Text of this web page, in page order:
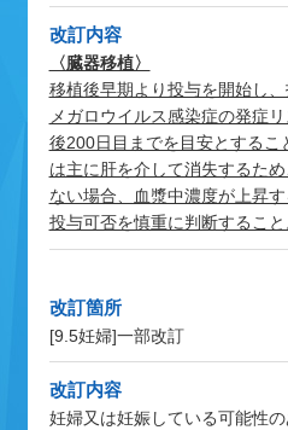
改訂内容
〈臓器移植〉
移植後早期より投与を開始し
メガロウイルス感染症の発症
後200日目までを目安とするこ
は主に肝を介して消失するた
ない場合、血漿中濃度が上昇
投与可否を慎重に判断すること
改訂箇所
[9.5妊婦]一部改訂
改訂内容
妊婦又は妊娠している可能性